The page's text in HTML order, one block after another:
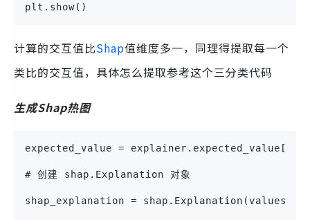
plt.show()
计算的交互值比Shap值维度多一，同理得提取每一个
类比的交互值，具体怎么提取参考这个三分类代码
生成Shap热图
expected_value = explainer.expected_value[0]  #
# 创建 shap.Explanation 对象
shap_explanation =